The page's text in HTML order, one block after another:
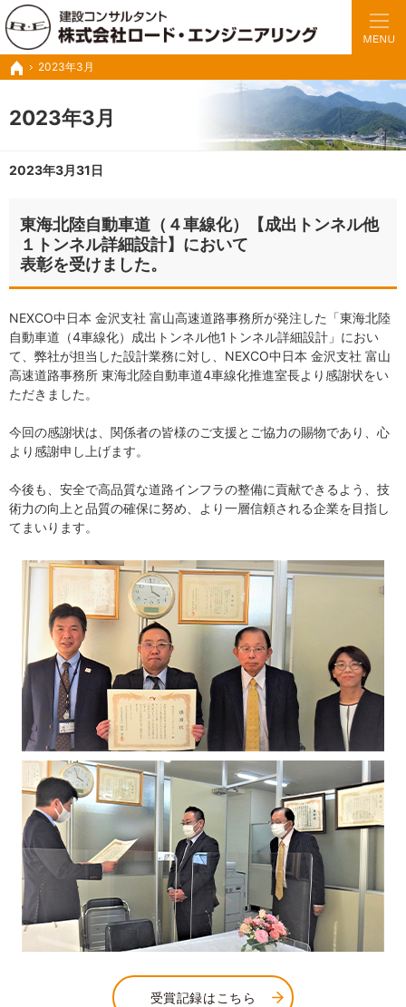
ホーム
2023年3月
2023年3月
豊富な実績と経験で、さまざまな業務に対応いたします。
トンネルの設計・施工管理・調査診断など建設コンサル ロードエンジニアリング
2023年3月31日
東海北陸自動車道（４車線化）【成出トンネル他
１トンネル詳細設計】において
表彰を受けました。
NEXCO中日本 金沢支社 富山高速道路事務所が発注した「東海北陸
自動車道（4車線化）成出トンネル他1トンネル詳細設計」におい
て、弊社が担当した設計業務に対し、NEXCO中日本 金沢支社 富山
高速道路事務所 東海北陸自動車道4車線化推進室長より感謝状をい
ただきました。
今回の感謝状は、関係者の皆様のご支援とご協力の賜物であり、心
より感謝申し上げます。
今後も、安全で高品質な道路インフラの整備に貢献できるよう、技
術力の向上と品質の確保に努め、より一層信頼される企業を目指し
てまいります。
受賞記録はこちら